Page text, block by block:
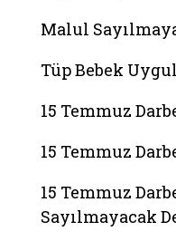
Malul
Tüp Bebek
15 Temmuz
15 Temmuz
15 Temmuz
Sayılmayacak